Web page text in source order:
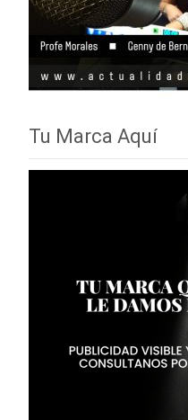
Tu Marca Aquí